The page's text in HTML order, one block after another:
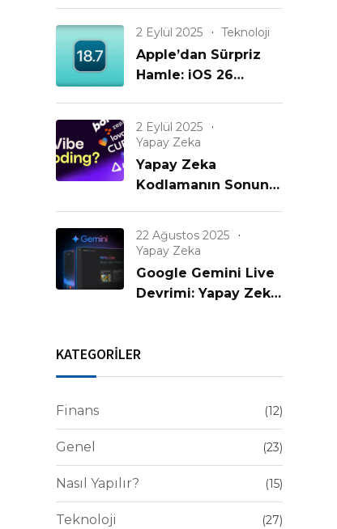
2 Eylül 2025 Teknoloji
Apple’dan Sürpriz
Hamle: iOS 26
iPhone’lar
Unutulmadı mı?
2 Eylül 2025
Yapay Zeka
Yapay Zeka
Kodlamanın Sonunu
mı?
22 Ağustos 2025
Yapay Zeka
Google Gemini Live
Devrimi: Yapay Zeka
Anlıyor!
KATEGORİLER
Finans (12)
Genel (23)
Nasıl Yapılır? (15)
Teknoloji (27)